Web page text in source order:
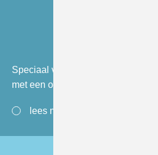
Speciaal voor de ziekenhuizen is
met een overzicht van alle
lees meer